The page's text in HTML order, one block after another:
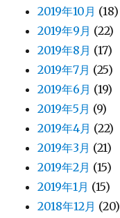
2019年10月 (18)
2019年9月 (22)
2019年8月 (17)
2019年7月 (25)
2019年6月 (19)
2019年5月 (9)
2019年4月 (22)
2019年3月 (21)
2019年2月 (15)
2019年1月 (15)
2018年12月 (20)